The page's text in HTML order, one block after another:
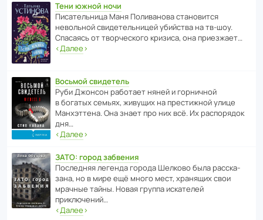
Тени южной ночи
Писа­тель­ница Маня Поли­ва­нова стано­вится
невольной свиде­тель­ницей убийства на тв-шоу.
Спасаясь от твор­че­с­кого кризиса, она приезжает…
‹Далее›
Восьмой свидетель
Руби Джонсон рабо­тает няней и горни­чной
в богатых семьях, живущих на прес­ти­жной улице
Манх­эт­тена. Она знает про них всё. Их распо­рядок
дня…
‹Далее›
ЗАТО: город забвения
После­дняя легенда города Шелково была расска­
зана, но в мире ещё много мест, хранящих свои
мрачные тайны. Новая группа иска­телей
приключений…
‹Далее›